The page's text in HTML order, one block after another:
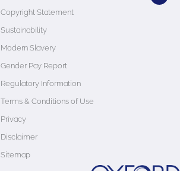
Copyright Statement
Sustainability
Modern Slavery
Gender Pay Report
Regulatory Information
Terms & Conditions of Use
Privacy
Disclaimer
Sitemap